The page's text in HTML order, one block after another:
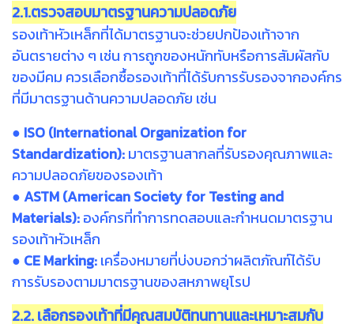
2.1.ตรวจสอบมาตรฐานความปลอดภัย
รองเท้าหัวเหล็กที่ได้มาตรฐานจะช่วยปกป้องเท้าจาก
อันตรายต่าง ๆ เช่น การถูกของหนักทับหรือการสัมผัสกับ
ของมีคม ควรเลือกซื้อรองเท้าที่ได้รับการรับรองจากองค์กร
ที่มีมาตรฐานด้านความปลอดภัย เช่น
● ISO (International Organization for
Standardization):มาตรฐานสากลที่รับรองคุณภาพและ
ความปลอดภัยของรองเท้า
● ASTM (American Society for Testing and
Materials):องค์กรที่ทำการทดสอบและกำหนดมาตรฐาน
รองเท้าหัวเหล็ก
● CE Marking:เครื่องหมายที่บ่งบอกว่าผลิตภัณฑ์ได้รับ
การรับรองตามมาตรฐานของสหภาพยุโรป
2.2. เลือกรองเท้าที่มีคุณสมบัติทนทานและเหมาะสมกับ